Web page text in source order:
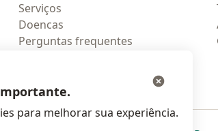
Serviços
Doencas
Perguntas frequentes
para melhorar sua experiência.